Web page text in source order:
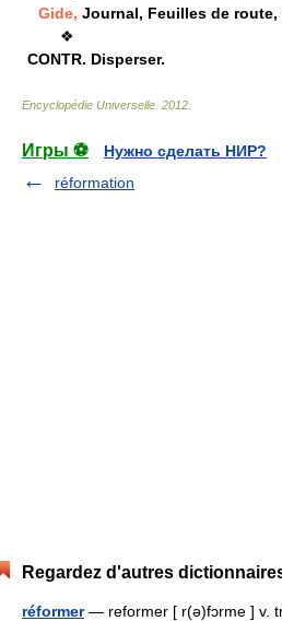
Gide, Journal, Feuilles de route,
❖
CONTR. Disperser.
Encyclopédie Universelle 2012
Игры ⚽
Нужно сделать НИР?
réformation
Regardez d'autres
réformer— reformer [ r(ə)fɔrme ] v.